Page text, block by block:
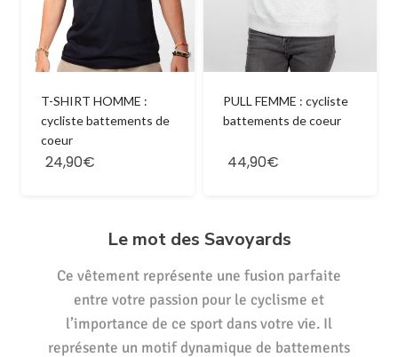
T-SHIRT HOMME :
cycliste battements de
coeur
24,90€
PULL FEMME : cycliste
battements de coeur
44,90€
Le mot des Savoyards
Ce vêtement représente une fusion parfaite
entre votre passion pour le cyclisme et
l’importance de ce sport dans votre vie. Il
représente un motif dynamique de battements